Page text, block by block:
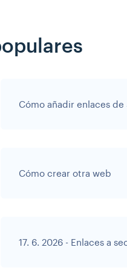
Cómo crear otra web
17. 6. 2026 - Enlaces a